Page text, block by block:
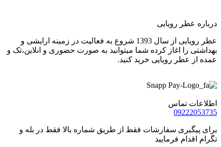
درباره عطر رویایی
عطر رویایی از سال 1393 شروع به فعالیت در زمینه ارایشی و
بهداشتی را اغاز کرده شما میتوانید به صورت حضوری و انلاین،تک و
عمده از عطر رویایی خرید کنید.
اطلاعات تماس
09222053735
برای پیگیری سفارشات فقط از طریق شماره بالا فقط در بله و
تگرام اقدام فرمایید